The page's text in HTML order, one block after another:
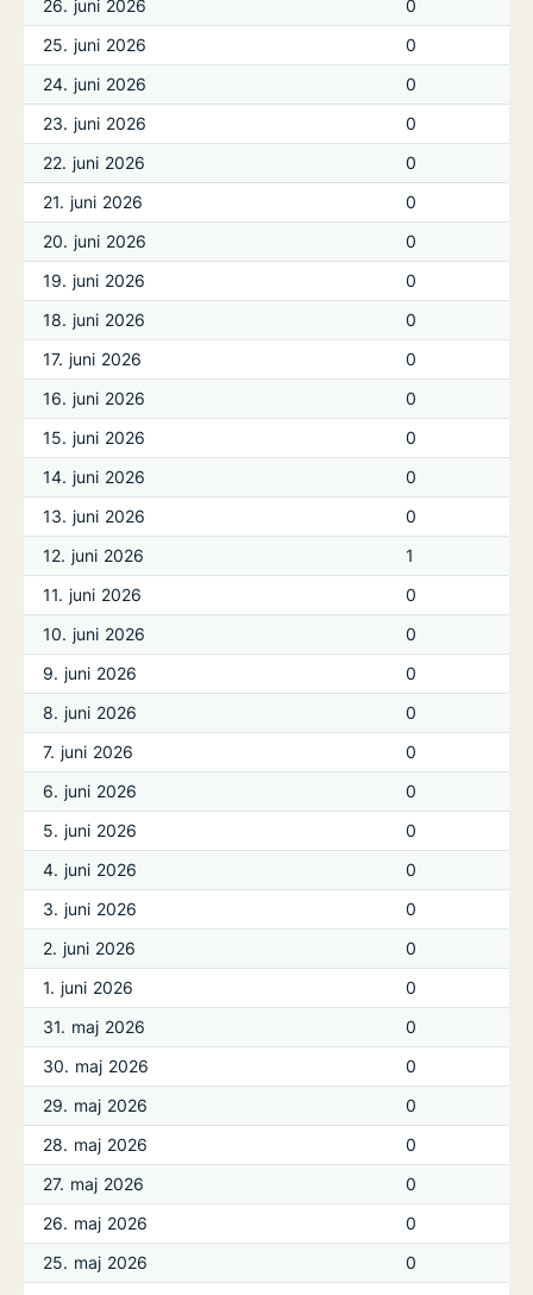
26. juni 2026
0
25. juni 2026
0
24. juni 2026
0
23. juni 2026
0
22. juni 2026
0
21. juni 2026
0
20. juni 2026
0
19. juni 2026
0
18. juni 2026
0
17. juni 2026
0
16. juni 2026
0
15. juni 2026
0
14. juni 2026
0
13. juni 2026
0
12. juni 2026
1
11. juni 2026
0
10. juni 2026
0
9. juni 2026
0
8. juni 2026
0
7. juni 2026
0
6. juni 2026
0
5. juni 2026
0
4. juni 2026
0
3. juni 2026
0
2. juni 2026
0
1. juni 2026
0
31. maj 2026
0
30. maj 2026
0
29. maj 2026
0
28. maj 2026
0
27. maj 2026
0
26. maj 2026
0
25. maj 2026
0